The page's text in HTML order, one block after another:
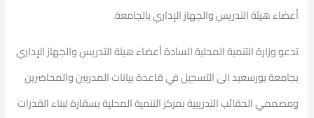
أعضاء هيئة التدريس والجهاز الإداري بالجامعة.
تدعو وزارة التنمية المحلية السادة أعضاء هيئة التدريس والجهاز الإداري
بجامعة بورسعيد الى التسجيل في قاعدة بيانات المدربين والمحاضرين
ومصممي الحقائب التدريبية بمركز التنمية المحلية بسقارة لبناء القدرات